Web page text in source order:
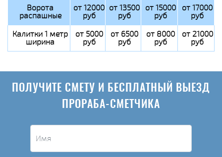
Ворота
распашные
от 12000
руб
от 13500
руб
от 15000
руб
от 17000
руб
Калитки 1 метр
ширина
от 5000
руб
от 6500
руб
от 8000
руб
от 21000
руб
ПОЛУЧИТЕ СМЕТУ И БЕСПЛАТНЫЙ ВЫЕЗД
ПРОРАБА-СМЕТЧИКА